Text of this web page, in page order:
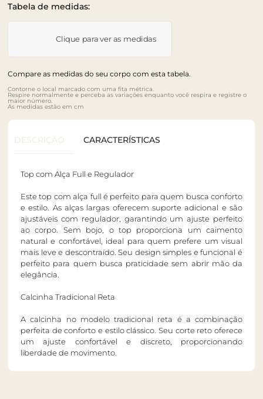
Tabela de medidas:
Clique para ver as medidas
Compare as medidas do seu corpo com esta tabela.
Contorne o local marcado com uma fita métrica.
Respire normalmente e perceba as variações enquanto você respira e registre o
maior número.
As medidas estão em cm
DESCRIÇÃO CARACTERÍSTICAS
Top com Alça Full e Regulador
Este top com alça full é perfeito para quem busca conforto
e estilo. As alças largas oferecem suporte adicional e são
ajustáveis com regulador, garantindo um ajuste perfeito
ao corpo. Sem bojo, o top proporciona um caimento
natural e confortável, ideal para quem prefere um visual
mais leve e descontraído. Seu design simples e funcional é
perfeito para quem busca praticidade sem abrir mão da
elegância.
Calcinha Tradicional Reta
A calcinha no modelo tradicional reta é a combinação
perfeita de conforto e estilo clássico. Seu corte reto oferece
um ajuste confortável e discreto, proporcionando
liberdade de movimento.